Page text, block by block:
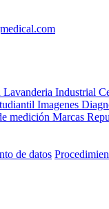
Lavanderia Industrial
Imagenes
medición Marcas
de datos